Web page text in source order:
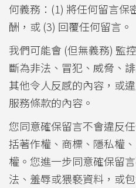
何義務：(1) 將任何留言保
酬，或 (3) 回覆任何留言。
我們可能會 (但無義務) 監
斷為非法、冒犯、威脅、
其他令人反感的內容，或
服務條款的內容。
您同意確保留言不會違反
括著作權、商標、隱私權
權。您進一步同意確保留
法、羞辱或猥褻資料，或